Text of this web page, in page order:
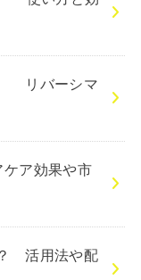
バーシマ
ア効果や市
活用法や配